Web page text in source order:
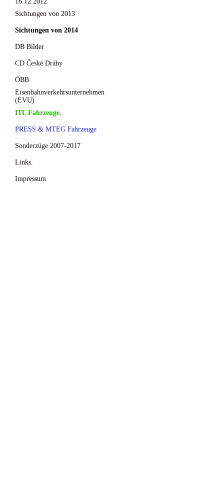
Sichtungen von 2013
Sichtungen von 2014
DB Bilder
CD České Dráhy
ÖBB
Eisenbahnverkehrsunternehmen
(EVU)
ITL Fahrzeuge.
PRESS & MTEG Fahrzeuge
Sonderzüge 2007-2017
Links.
Impressum